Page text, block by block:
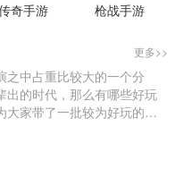
奇手游 枪战手游
更多>>
之中占重比较大的一个分
出的时代，那么有哪些好玩
大家带了一批较为好玩的三